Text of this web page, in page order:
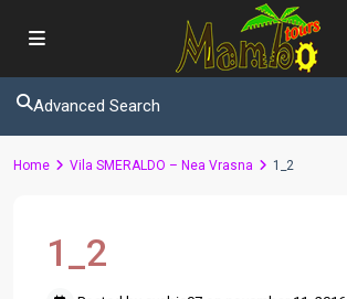
Advanced Search
Home Vila SMERALDO – Nea Vrasna 1_2
1_2